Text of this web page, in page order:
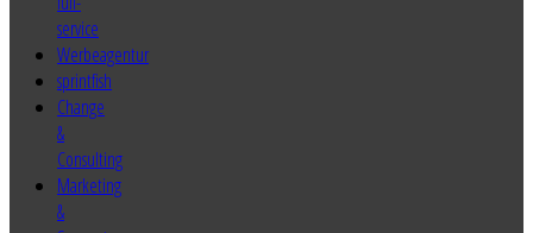
sprintfish
Change
&
Consulting
Marketing
&